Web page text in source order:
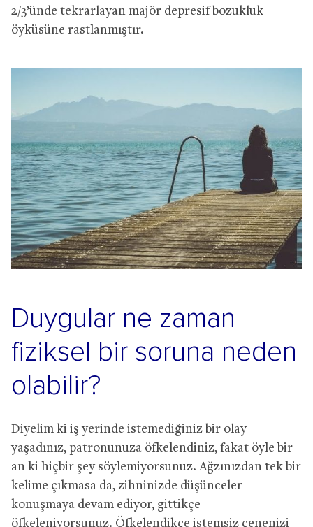
2/3’ünde tekrarlayan majör depresif bozukluk
öyküsüne rastlanmıştır.
Duygular ne zaman
fiziksel bir soruna neden
olabilir?
Diyelim ki iş yerinde istemediğiniz bir olay
yaşadınız, patronunuza öfkelendiniz, fakat öyle bir
an ki hiçbir şey söylemiyorsunuz. Ağzınızdan tek bir
kelime çıkmasa da, zihninizde düşünceler
konuşmaya devam ediyor, gittikçe
öfkeleniyorsunuz. Öfkelendikçe istemsiz çenenizi